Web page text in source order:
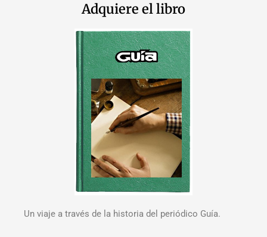
Adquiere el libro
Un viaje a través de la historia del periódico Guía.